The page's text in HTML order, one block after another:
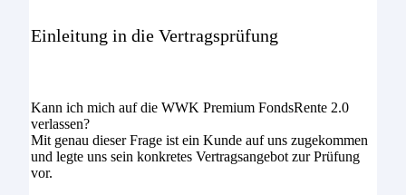
Einleitung in die Vertragsprüfung
Kann ich mich auf die WWK Premium FondsRente 2.0
verlassen?
Mit genau dieser Frage ist ein Kunde auf uns zugekommen
und legte uns sein konkretes Vertragsangebot zur Prüfung
vor.